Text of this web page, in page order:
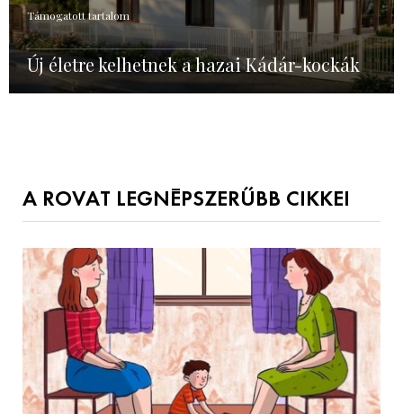
Támogatott tartalom
Új életre kelhetnek a hazai Kádár-kockák
A ROVAT LEGNÉPSZERŰBB CIKKEI